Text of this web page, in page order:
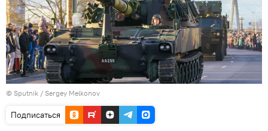
© Sputnik / Sergey Melkonov
Подписаться